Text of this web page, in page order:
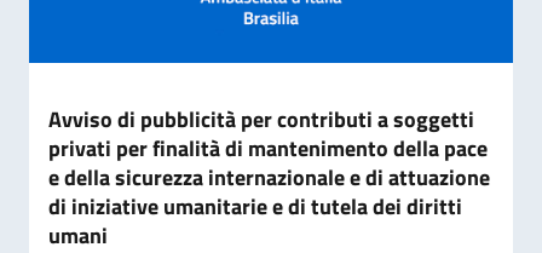
Avviso di pubblicità per contributi a soggetti
privati per finalità di mantenimento della pace
e della sicurezza internazionale e di attuazione
di iniziative umanitarie e di tutela dei diritti
umani